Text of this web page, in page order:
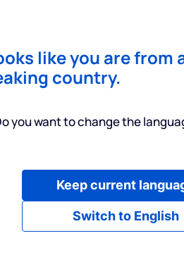
to check
browse.
Услуги
Русский
ссылки и
в сфере
like you are from
country.
you want to change the
Switch to English
Keep current